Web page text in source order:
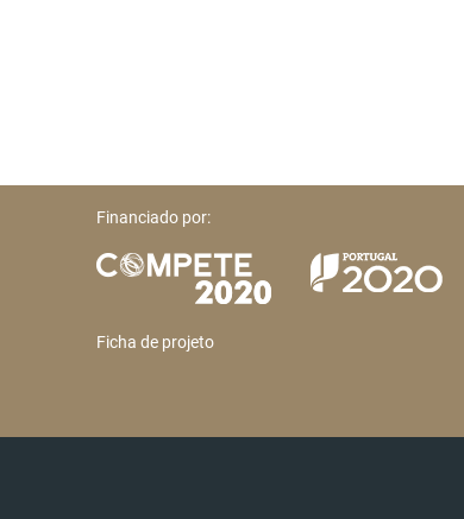
Financiado por:
Ficha de projeto